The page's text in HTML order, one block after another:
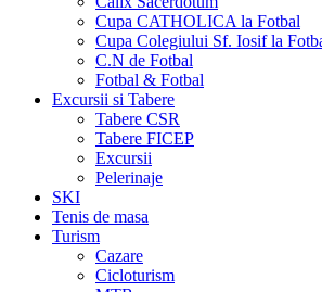
Cupa CATHOLICA la Fotbal
Cupa Colegiului Sf. Iosif la
C.N de Fotbal
Fotbal & Fotbal
Excursii si Tabere
Tabere CSR
Tabere FICEP
Excursii
Pelerinaje
SKI
Tenis de masa
Turism
Cazare
Cicloturism